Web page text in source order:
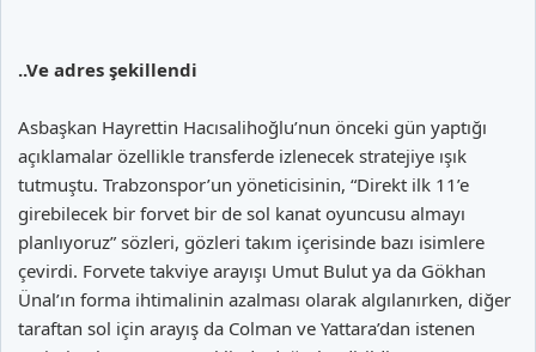
..Ve adres şekillendi
Asbaşkan Hayrettin Hacısalihoğlu’nun önceki gün yaptığı
açıklamalar özellikle transferde izlenecek stratejiye ışık
tutmuştu. Trabzonspor’un yöneticisinin, “Direkt ilk 11’e
girebilecek bir forvet bir de sol kanat oyuncusu almayı
planlıyoruz” sözleri, gözleri takım içerisinde bazı isimlere
çevirdi. Forvete takviye arayışı Umut Bulut ya da Gökhan
Ünal’ın forma ihtimalinin azalması olarak algılanırken, diğer
taraftan sol için arayış da Colman ve Yattara’dan istenen